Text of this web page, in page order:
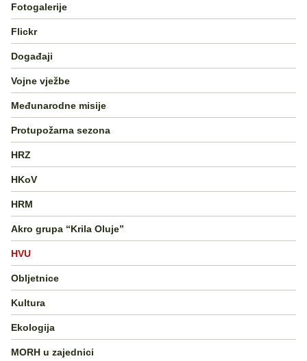
Fotogalerije
Flickr
Događaji
Vojne vježbe
Međunarodne misije
Protupožarna sezona
HRZ
HKoV
HRM
Akro grupa “Krila Oluje”
HVU
Obljetnice
Kultura
Ekologija
MORH u zajednici